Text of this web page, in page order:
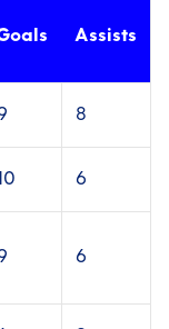
Assists
8
6
6